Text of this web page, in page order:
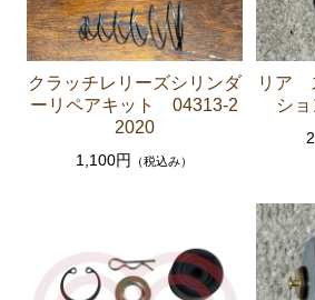
エンジンパーツ 1G-EU GA61
エンジンパーツ（マウント 他）
ブレーキパーツ（マスターシリ
ト ホース など）
クラッチパーツ（マスターシリ
ステアリングパーツ（各種リペ
ツ ラックエンド タイロッド
足回りパーツ（アッパーマウント
クラッチレリーズシリンダ
ーリペアキット 04313-2
2020
1,100円 （税込み）
リア
シ